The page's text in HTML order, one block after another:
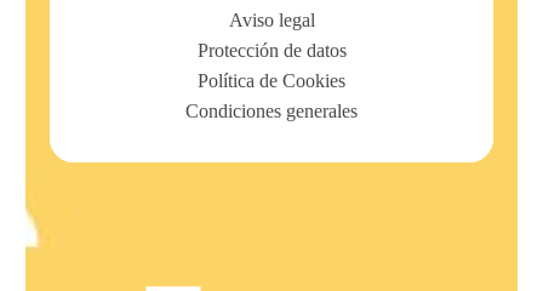
Aviso legal
Protección de datos
Política de Cookies
Condiciones generales